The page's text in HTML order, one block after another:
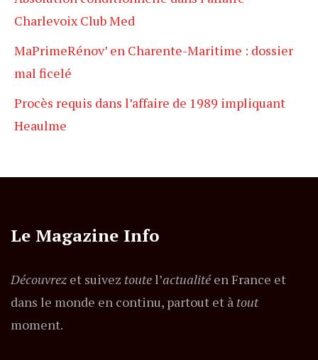
Charlevoix Club Med
MaPrimeRénov’ en Charente-Maritime : dossier
mal ficelé
Procès requis dans l’affaire de 1989 impliquant
Heaulme
Le Magazine Info
Découvrez et suivez toutel’actualitéen France et
dans le monde en continu, partout et à tout
moment.